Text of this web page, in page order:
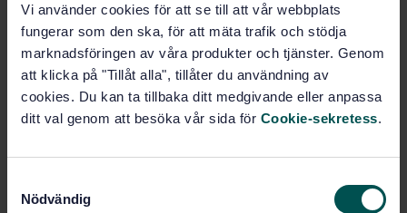
Vi använder cookies för att se till att vår webbplats
fungerar som den ska, för att mäta trafik och stödja
marknadsföringen av våra produkter och tjänster. Genom
att klicka på "Tillåt alla", tillåter du användning av
cookies. Du kan ta tillbaka ditt medgivande eller anpassa
ditt val genom att besöka vår sida för Cookie-sekretess.
Nödvändig
Retro-reflective devices (ISO 6742-2:2023, IDT)
Subscribe on standards - Read more
Price:1 250 SEK
Add to cart
Show more